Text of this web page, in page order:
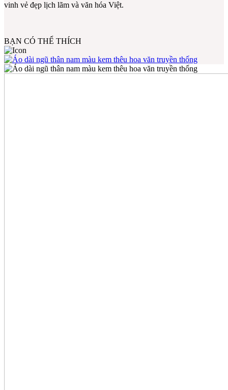
vinh vẻ đẹp lịch lãm và văn hóa Việt.
BẠN CÓ THỂ THÍCH